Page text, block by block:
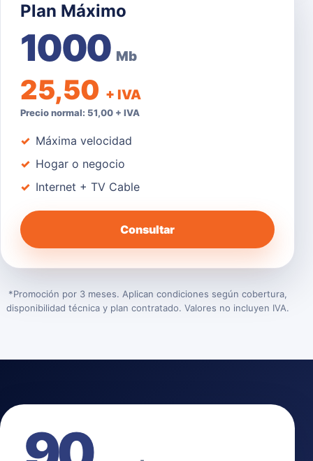
Plan Máximo
1000 Mb
25,50 + IVA
Precio normal: 51,00 + IVA
Máxima velocidad
Hogar o negocio
Internet + TV Cable
Consultar
*Promoción por 3 meses. Aplican condiciones según cobertura,
disponibilidad técnica y plan contratado. Valores no incluyen IVA.